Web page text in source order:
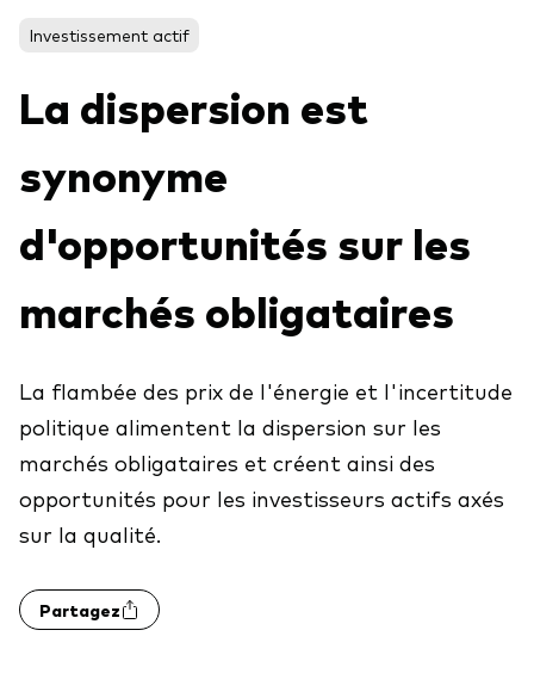
Voir les produits par type
ETFs
Fonds commun de placement
Gestion active
Gestion passive
Obligations
À propos de nos produits
Actions
ESG
Événements et webinaires
Analyse de l'exposition aux indices
Contactez-nous
Prévention de la fraude
Investissement actif
La dispersion est
synonyme
d'opportunités sur les
marchés obligataires
La flambée des prix de l'énergie et l'incertitude
politique alimentent la dispersion sur les
marchés obligataires et créent ainsi des
opportunités pour les investisseurs actifs axés
sur la qualité.
Partagez